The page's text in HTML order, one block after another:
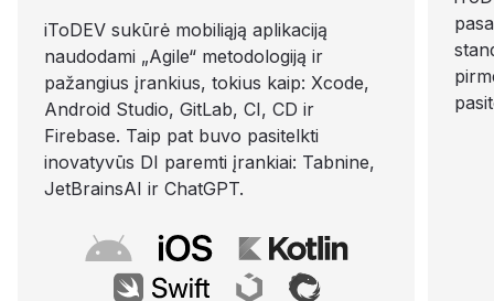
iToDEV sukūrė mobiliąją aplikaciją
naudodami „Agile“ metodologiją ir
pažangius įrankius, tokius kaip: Xcode,
Android Studio, GitLab, CI, CD ir
Firebase. Taip pat buvo pasitelkti
inovatyvūs DI paremti įrankiai: Tabnine,
JetBrainsAI ir ChatGPT.